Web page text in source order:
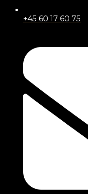
+45 60 17 60 75